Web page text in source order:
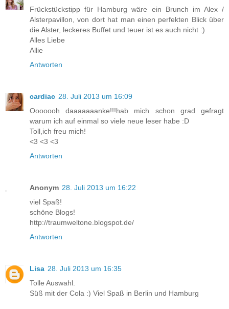
Frückstückstipp für Hamburg wäre ein Brunch im Alex /
Alsterpavillon, von dort hat man einen perfekten Blick über
die Alster, leckeres Buffet und teuer ist es auch nicht :)
Alles Liebe
Allie
Antworten
cardiac 28. Juli 2013 um 16:09
Ooooooh daaaaaaanke!!!hab mich schon grad gefragt
warum ich auf einmal so viele neue leser habe :D
Toll,ich freu mich!
<3 <3 <3
Antworten
Anonym 28. Juli 2013 um 16:22
viel Spaß!
schöne Blogs!
http://traumweltone.blogspot.de/
Antworten
Lisa 28. Juli 2013 um 16:35
Tolle Auswahl.
Süß mit der Cola :) Viel Spaß in Berlin und Hamburg